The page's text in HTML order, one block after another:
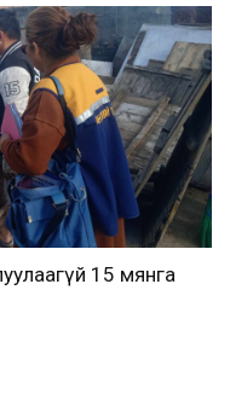
15 мянга